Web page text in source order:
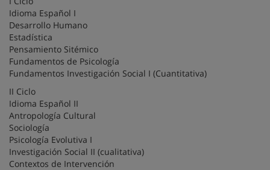
Idioma Español I
Desarrollo Humano
Estadística
Pensamiento Sitémico
Fundamentos de Psicología
Fundamentos Investigación Social I (Cuantitativa)
II Ciclo
Idioma Español II
Antropología Cultural
Sociología
Psicología Evolutiva I
Investigación Social II (cualitativa)
Contextos de Intervención